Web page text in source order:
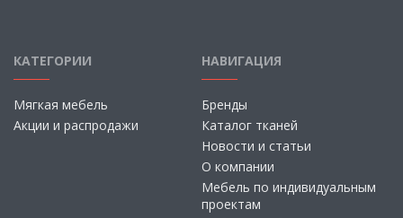
КАТЕГОРИИ
Мягкая мебель
Акции и распродажи
НАВИГАЦИЯ
Бренды
Каталог тканей
Новости и статьи
О компании
Мебель по индивидуальным
проектам